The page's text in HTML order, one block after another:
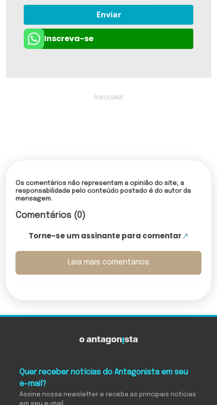
Enviar
Inscreva-se
Os comentários não representam a opinião do site; a
responsabilidade pelo conteúdo postado é do autor da
mensagem.
Comentários (0)
Torne-se um assinante para comentar
Leia mais comentários
Quer receber notícias do Antagonista em seu
e-mail?
Assine nossa newsletter e receba as principais notícias
em seu e-mail